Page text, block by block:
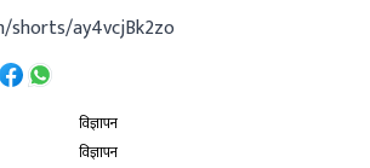
ay4vcjBk2zo
विज्ञापन
विज्ञापन